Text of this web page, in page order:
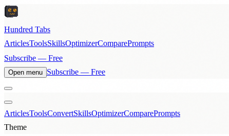
Hundred Tabs
ArticlesToolsSkillsOptimizerComparePrompts
Subscribe — Free
Open menu Subscribe — Free
ArticlesToolsConvertSkillsOptimizerComparePrompts
Theme